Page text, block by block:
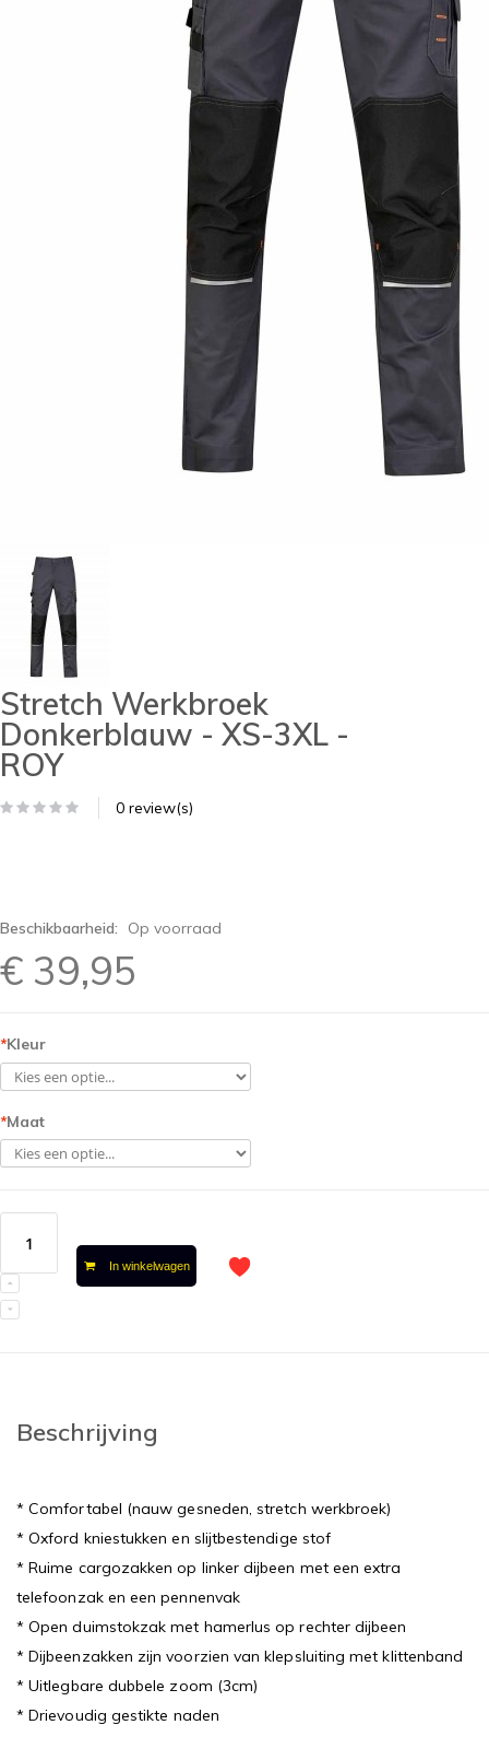
Stretch Werkbroek
Donkerblauw - XS-3XL -
ROY
0 review(s)
Beschikbaarheid: Op voorraad
€ 39,95
*Kleur
*Maat
In winkelwagen
Beschrijving
* Comfortabel (nauw gesneden, stretch werkbroek)
* Oxford kniestukken en slijtbestendige stof
* Ruime cargozakken op linker dijbeen met een extra
telefoonzak en een pennenvak
* Open duimstokzak met hamerlus op rechter dijbeen
* Dijbeenzakken zijn voorzien van klepsluiting met klittenband
* Uitlegbare dubbele zoom (3cm)
* Drievoudig gestikte naden